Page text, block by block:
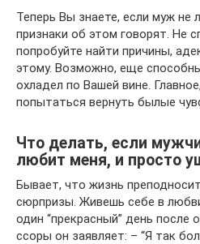
Теперь Вы знаете, если муж не
признаки об этом говорят. Не
попробуйте найти причины,
этому. Возможно, еще
охладел по Вашей вине.
попытаться вернуть былые
Что делать, если
любит меня, и просто
Бывает, что жизнь
сюрпризы. Живешь себе в
один “прекрасный” день после
ссоры он заявляет: – “Я так